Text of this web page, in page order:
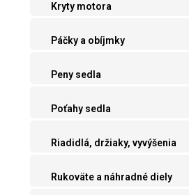
Kryty motora
Páčky a obíjmky
Peny sedla
Poťahy sedla
Riadidlá, držiaky, vyvýšenia
Rukoväte a náhradné diely